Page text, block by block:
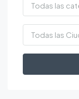
Todas las
Todas las